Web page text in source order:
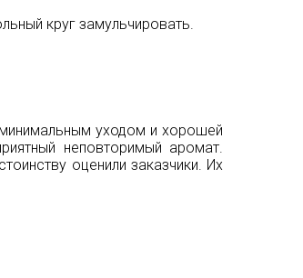
круг замульчировать.
уходом и хорошей
неповторимый аромат.
оценили заказчики. Их